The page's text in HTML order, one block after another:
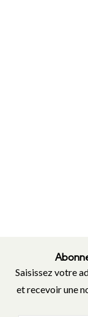
Saisissez votre
et recevoir une